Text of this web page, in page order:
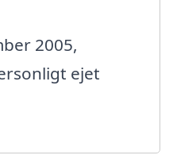
2005,
ejet